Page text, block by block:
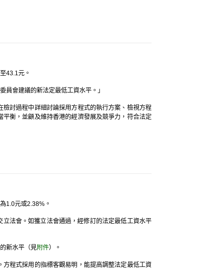
43.1元。
員會建議的新法定最低工資水平。」
檢討過程中詳細討論採用方程式的執行方案、檢視方程
衡，並顧及維持香港的經濟發展及競爭力，符合法定
1.0元或2.38%。
法會。如獲立法會通過，經修訂的法定最低工資水平
新水平（見附件）。
程式採用的指標客觀易明，能提高調整法定最低工資